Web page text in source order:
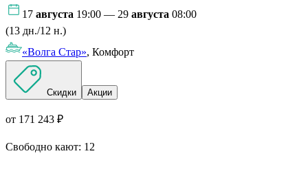
17 августа 19:00 — 29 августа 08:00
(13 дн./12 н.)
«Волга Стар», Комфорт
Скидки Акции
от 171 243 ₽
Свободно кают: 12